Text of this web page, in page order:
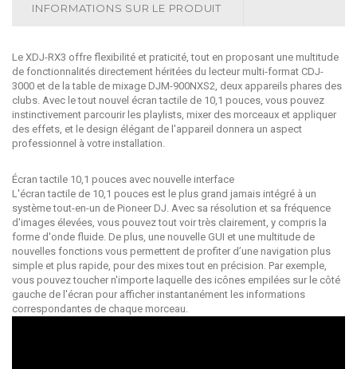
INFORMATIONS SUR LE PRODUIT
Le XDJ-RX3 offre flexibilité et praticité, tout en proposant une multitude
de fonctionnalités directement héritées du lecteur multi-format CDJ-
3000 et de la table de mixage DJM-900NXS2, deux appareils phares des
clubs. Avec le tout nouvel écran tactile de 10,1 pouces, vous pouvez
instinctivement parcourir les playlists, mixer des morceaux et appliquer
des effets, et le design élégant de l'appareil donnera un aspect
professionnel à votre installation.
Écran tactile 10,1 pouces avec nouvelle interface
L'écran tactile de 10,1 pouces est le plus grand jamais intégré à un
système tout-en-un de Pioneer DJ. Avec sa résolution et sa fréquence
d'images élevées, vous pouvez tout voir très clairement, y compris la
forme d'onde fluide. De plus, une nouvelle GUI et une multitude de
nouvelles fonctions vous permettent de profiter d’une navigation plus
simple et plus rapide, pour des mixes tout en précision. Par exemple,
vous pouvez toucher n'importe laquelle des icônes empilées sur le côté
gauche de l'écran pour afficher instantanément les informations
correspondantes de chaque morceau.